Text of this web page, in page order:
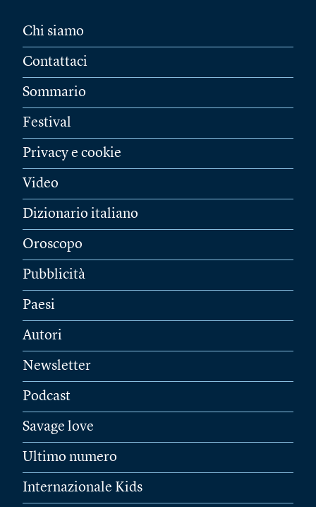
Chi siamo
Contattaci
Sommario
Festival
Privacy e cookie
Video
Dizionario italiano
Oroscopo
Pubblicità
Paesi
Autori
Newsletter
Podcast
Savage love
Ultimo numero
Internazionale Kids